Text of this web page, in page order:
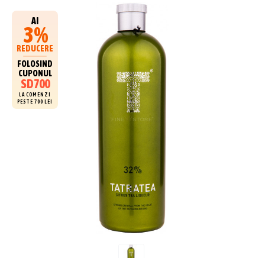
AI
3%
REDUCERE
FOLOSIND
CUPONUL
SD700
LA COMENZI
PESTE 700 LEI